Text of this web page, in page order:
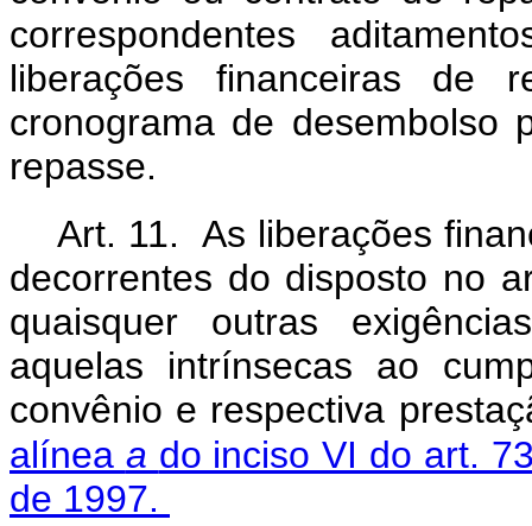
correspondentes
liberações financeiras de
cronograma de desembolso
repasse.
Art. 11. As liberações
decorrentes do disposto no
quaisquer outras
aquelas intrínsecas ao
convênio e respectiva
alínea a do inciso VI do art.
de 1997.